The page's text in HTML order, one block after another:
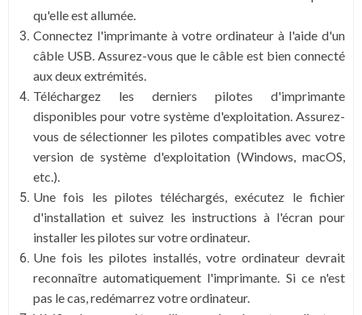
qu'elle est allumée.
Connectez l'imprimante à votre ordinateur à l'aide d'un
câble USB. Assurez-vous que le câble est bien connecté
aux deux extrémités.
Téléchargez les derniers pilotes d'imprimante
disponibles pour votre système d'exploitation. Assurez-
vous de sélectionner les pilotes compatibles avec votre
version de système d'exploitation (Windows, macOS,
etc.).
Une fois les pilotes téléchargés, exécutez le fichier
d'installation et suivez les instructions à l'écran pour
installer les pilotes sur votre ordinateur.
Une fois les pilotes installés, votre ordinateur devrait
reconnaître automatiquement l'imprimante. Si ce n'est
pas le cas, redémarrez votre ordinateur.